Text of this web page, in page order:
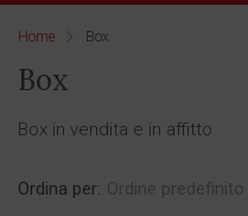
Home Box
Box
Box in vendita e in affitto
Ordina per: Ordine predefinito